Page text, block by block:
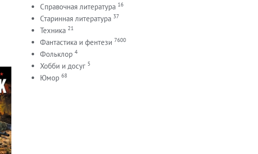
Справочная литература 16
Старинная литература 37
Техника 21
Фантастика и фентези 7600
Фольклор 4
Хобби и досуг 5
Юмор 68